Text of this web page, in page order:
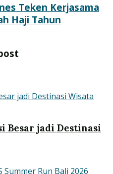
Teken Kerjasama
Haji Tahun
Besar jadi Destinasi